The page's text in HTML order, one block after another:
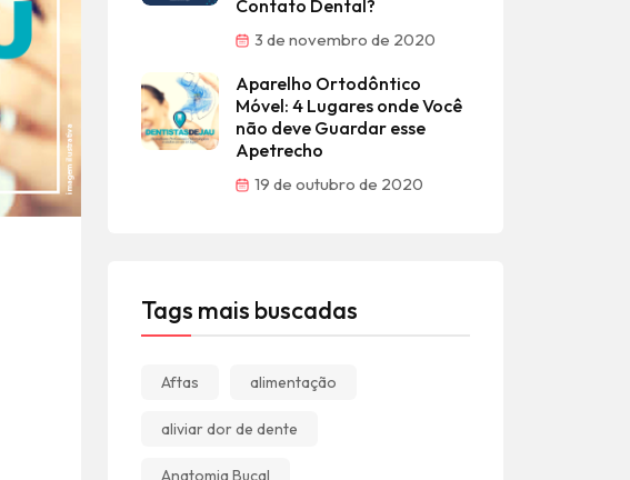
Contato Dental?
3 de novembro de 2020
Aparelho Ortodôntico
Móvel: 4 Lugares onde Você
não deve Guardar esse
Apetrecho
19 de outubro de 2020
Tags mais buscadas
Aftas alimentação
aliviar dor de dente
Anatomia Bucal